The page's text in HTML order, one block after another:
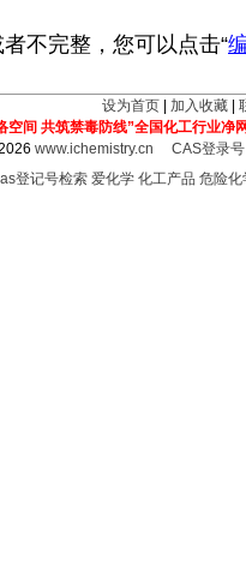
不完整，您可以点击“
设为首页 加入收藏
空间 共筑禁毒防线”全国化工行业净
www.ichemistry.cn
CAS登录
登记号检索 爱化学 化工产品 危险化